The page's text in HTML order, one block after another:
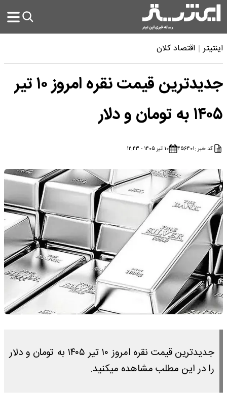
اینتیتر اقتصاد کلان
جدیدترین قیمت نقره امروز ۱۰ تیر
۱۴۰۵ به تومان و دلار
کد خبر :۴۵۶۴۰۱ ۱۰ تیر ۱۴۰۵ - ۱۲:۴۳
جدیدترین قیمت نقره امروز ۱۰ تیر ۱۴۰۵ به تومان و دلار
را در این مطلب مشاهده میکنید.